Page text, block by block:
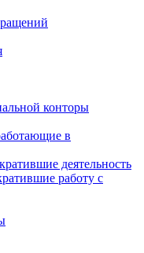
конторы
в
деятельность
работу с